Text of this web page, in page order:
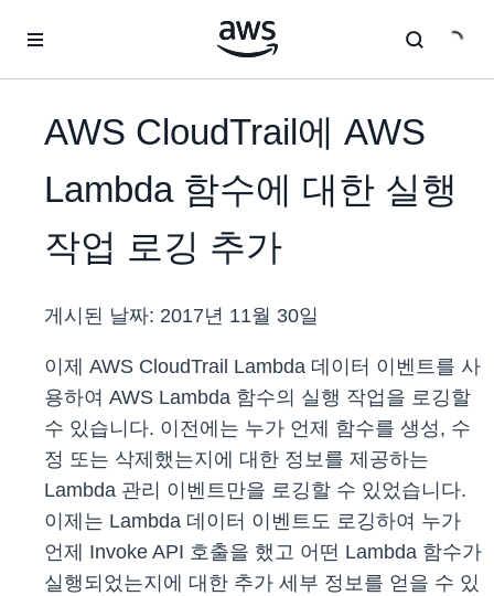
AWS CloudTrail에 AWS
Lambda 함수에 대한 실행
작업 로깅 추가
게시된 날짜: 2017년 11월 30일
이제 AWS CloudTrail Lambda 데이터 이벤트를 사
용하여 AWS Lambda 함수의 실행 작업을 로깅할
수 있습니다. 이전에는 누가 언제 함수를 생성, 수
정 또는 삭제했는지에 대한 정보를 제공하는
Lambda 관리 이벤트만을 로깅할 수 있었습니다.
이제는 Lambda 데이터 이벤트도 로깅하여 누가
언제 Invoke API 호출을 했고 어떤 Lambda 함수가
실행되었는지에 대한 추가 세부 정보를 얻을 수 있